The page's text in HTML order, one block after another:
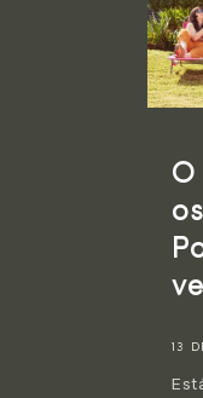
O
13